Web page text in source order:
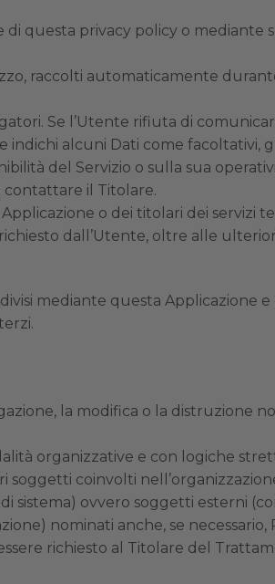
questa privacy policy o mediante
raccolti automaticamente
Se l’Utente rifiuta di
indichi alcuni Dati come facoltativi,
del Servizio o sulla sua
contattare il Titolare.
o dei titolari dei servizi
dall’Utente, oltre alle
mediante questa Applicazione e
la modifica o la distruzione
organizzative e con logiche
soggetti coinvolti
sistema) ovvero soggetti esterni
nominati anche, se necessario,
richiesto al Titolare del